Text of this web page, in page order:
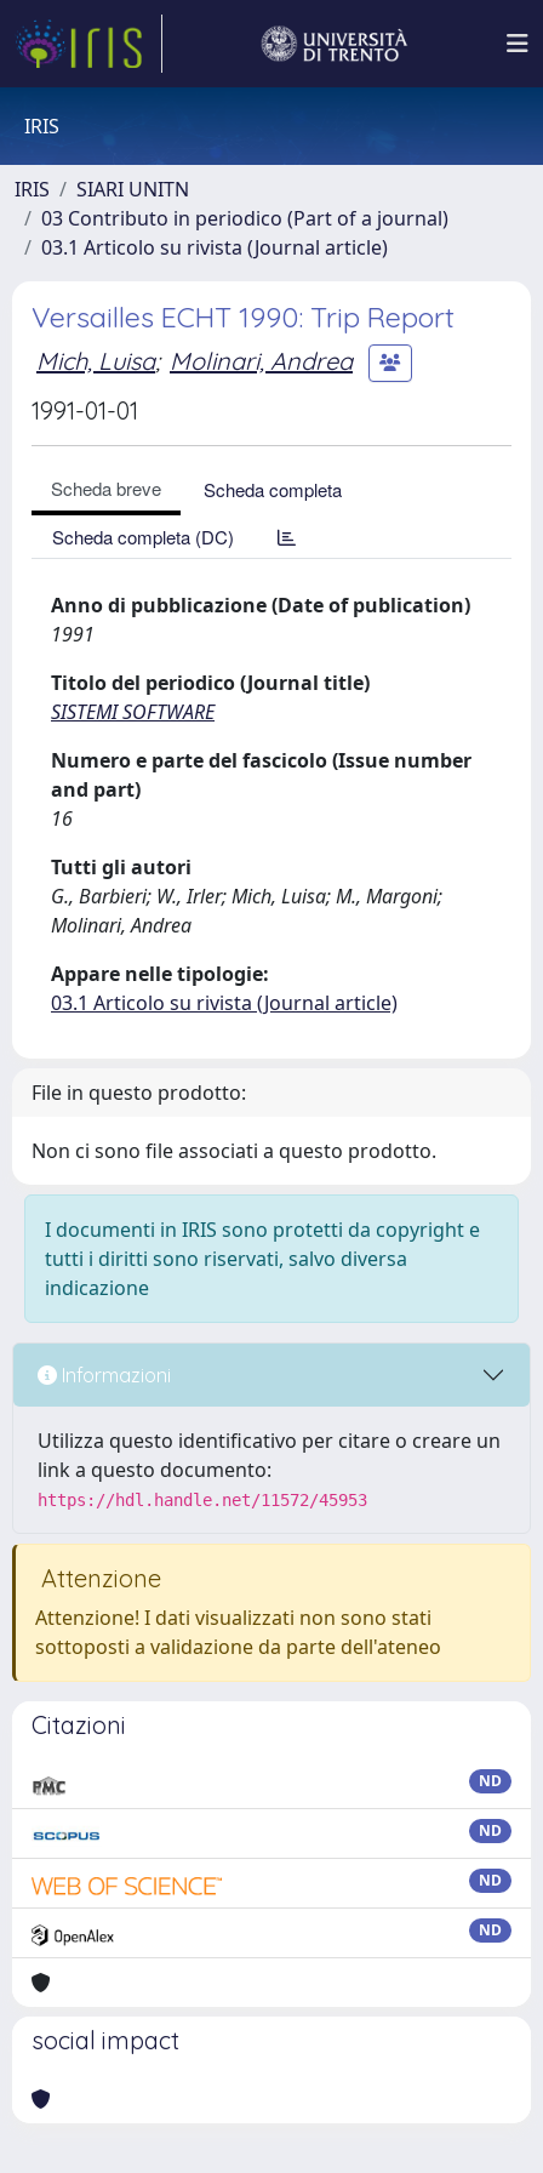
IRIS
IRIS
SIARI UNITN
03 Contributo in periodico (Part of a journal)
03.1 Articolo su rivista (Journal article)
Versailles ECHT 1990: Trip Report
Mich, Luisa; Molinari, Andrea
1991-01-01
Scheda breve
Scheda completa
Scheda completa (DC)
Anno di pubblicazione (Date of publication)
1991
Titolo del periodico (Journal title)
SISTEMI SOFTWARE
Numero e parte del fascicolo (Issue number
and part)
16
Tutti gli autori
G., Barbieri; W., Irler; Mich, Luisa; M., Margoni;
Molinari, Andrea
Appare nelle tipologie:
03.1 Articolo su rivista (Journal article)
File in questo prodotto:
Non ci sono file associati a questo prodotto.
I documenti in IRIS sono protetti da copyright e
tutti i diritti sono riservati, salvo diversa
indicazione
Informazioni
Utilizza questo identificativo per citare o creare un
link a questo documento:
https://hdl.handle.net/11572/45953
Attenzione
Attenzione! I dati visualizzati non sono stati
sottoposti a validazione da parte dell'ateneo
Citazioni
ND
ND
ND
ND
social impact